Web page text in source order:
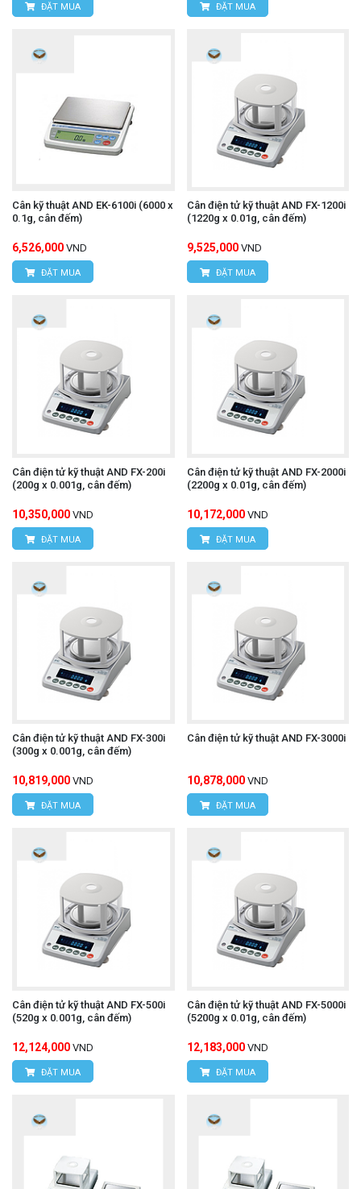
ĐẶT MUA ĐẶT MUA
Cân kỹ thuật AND EK-6100i (6000 x
0.1g, cân đếm)
6,526,000 VND
ĐẶT MUA
Cân điện tử kỹ thuật AND FX-1200i
(1220g x 0.01g, cân đếm)
9,525,000 VND
ĐẶT MUA
Cân điện tử kỹ thuật AND FX-200i
(200g x 0.001g, cân đếm)
10,350,000 VND
ĐẶT MUA
Cân điện tử kỹ thuật AND FX-2000i
(2200g x 0.01g, cân đếm)
10,172,000 VND
ĐẶT MUA
Cân điện tử kỹ thuật AND FX-300i
(300g x 0.001g, cân đếm)
10,819,000 VND
ĐẶT MUA
Cân điện tử kỹ thuật AND FX-3000i
10,878,000 VND
ĐẶT MUA
Cân điện tử kỹ thuật AND FX-500i
(520g x 0.001g, cân đếm)
12,124,000 VND
ĐẶT MUA
Cân điện tử kỹ thuật AND FX-5000i
(5200g x 0.01g, cân đếm)
12,183,000 VND
ĐẶT MUA